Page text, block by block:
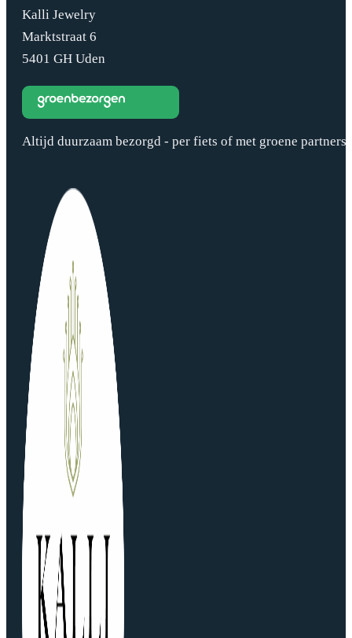
Kalli Jewelry
Marktstraat 6
5401 GH Uden
Altijd duurzaam bezorgd - per fiets of met groene partners